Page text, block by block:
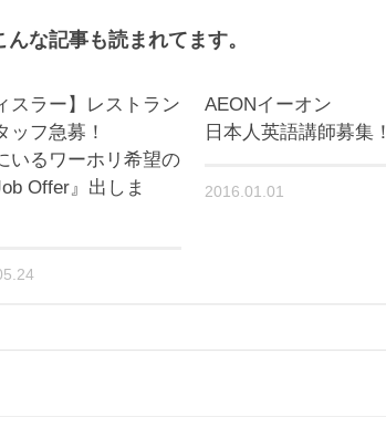
んな記事も読まれてます。
スラー】レストラン
ッフ急募！
いるワーホリ希望の
Offer』出しま
AEONイーオン
日本人英語講師募集！
2016.01.01